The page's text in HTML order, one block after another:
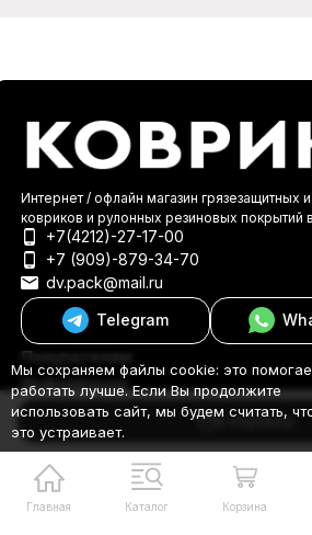
В корзину
Главная Каталог Корзина
Интернет / офлайн магазин грязезащитных
ковриков и рулонных резиновых покрытий
+7(4212)-27-17-00
+7 (909)-879-34-70
dv.pack@mail.ru
Telegram
Покупателям
Информация
© 2000-2026 КоврикДВ
Мы сохраняем файлы cookie: это
работать лучше. Если Вы продолжите
использовать сайт, мы будем считать,
это устраивает.